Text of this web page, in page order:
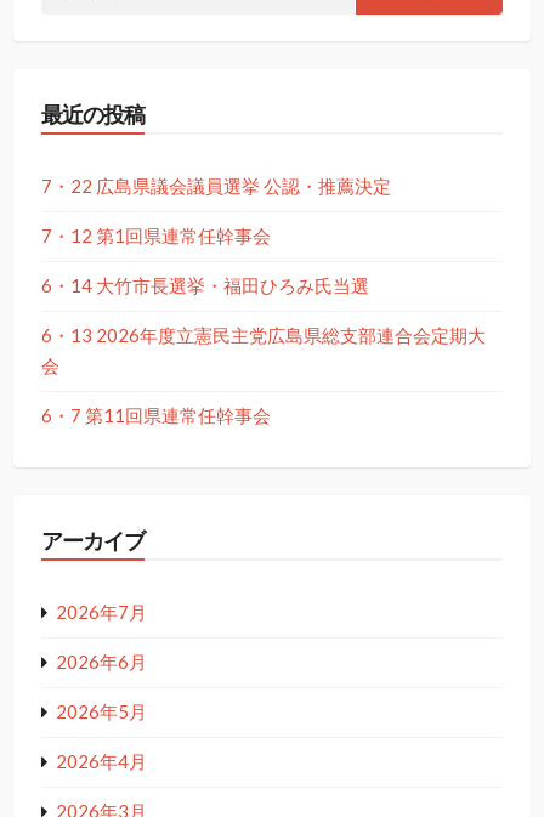
最近の投稿
7・22 広島県議会議員選挙 公認・推薦決定
7・12 第1回県連常任幹事会
6・14 大竹市長選挙・福田ひろみ氏当選
6・13 2026年度立憲民主党広島県総支部連合会定期大
会
6・7 第11回県連常任幹事会
アーカイブ
2026年7月
2026年6月
2026年5月
2026年4月
2026年3月